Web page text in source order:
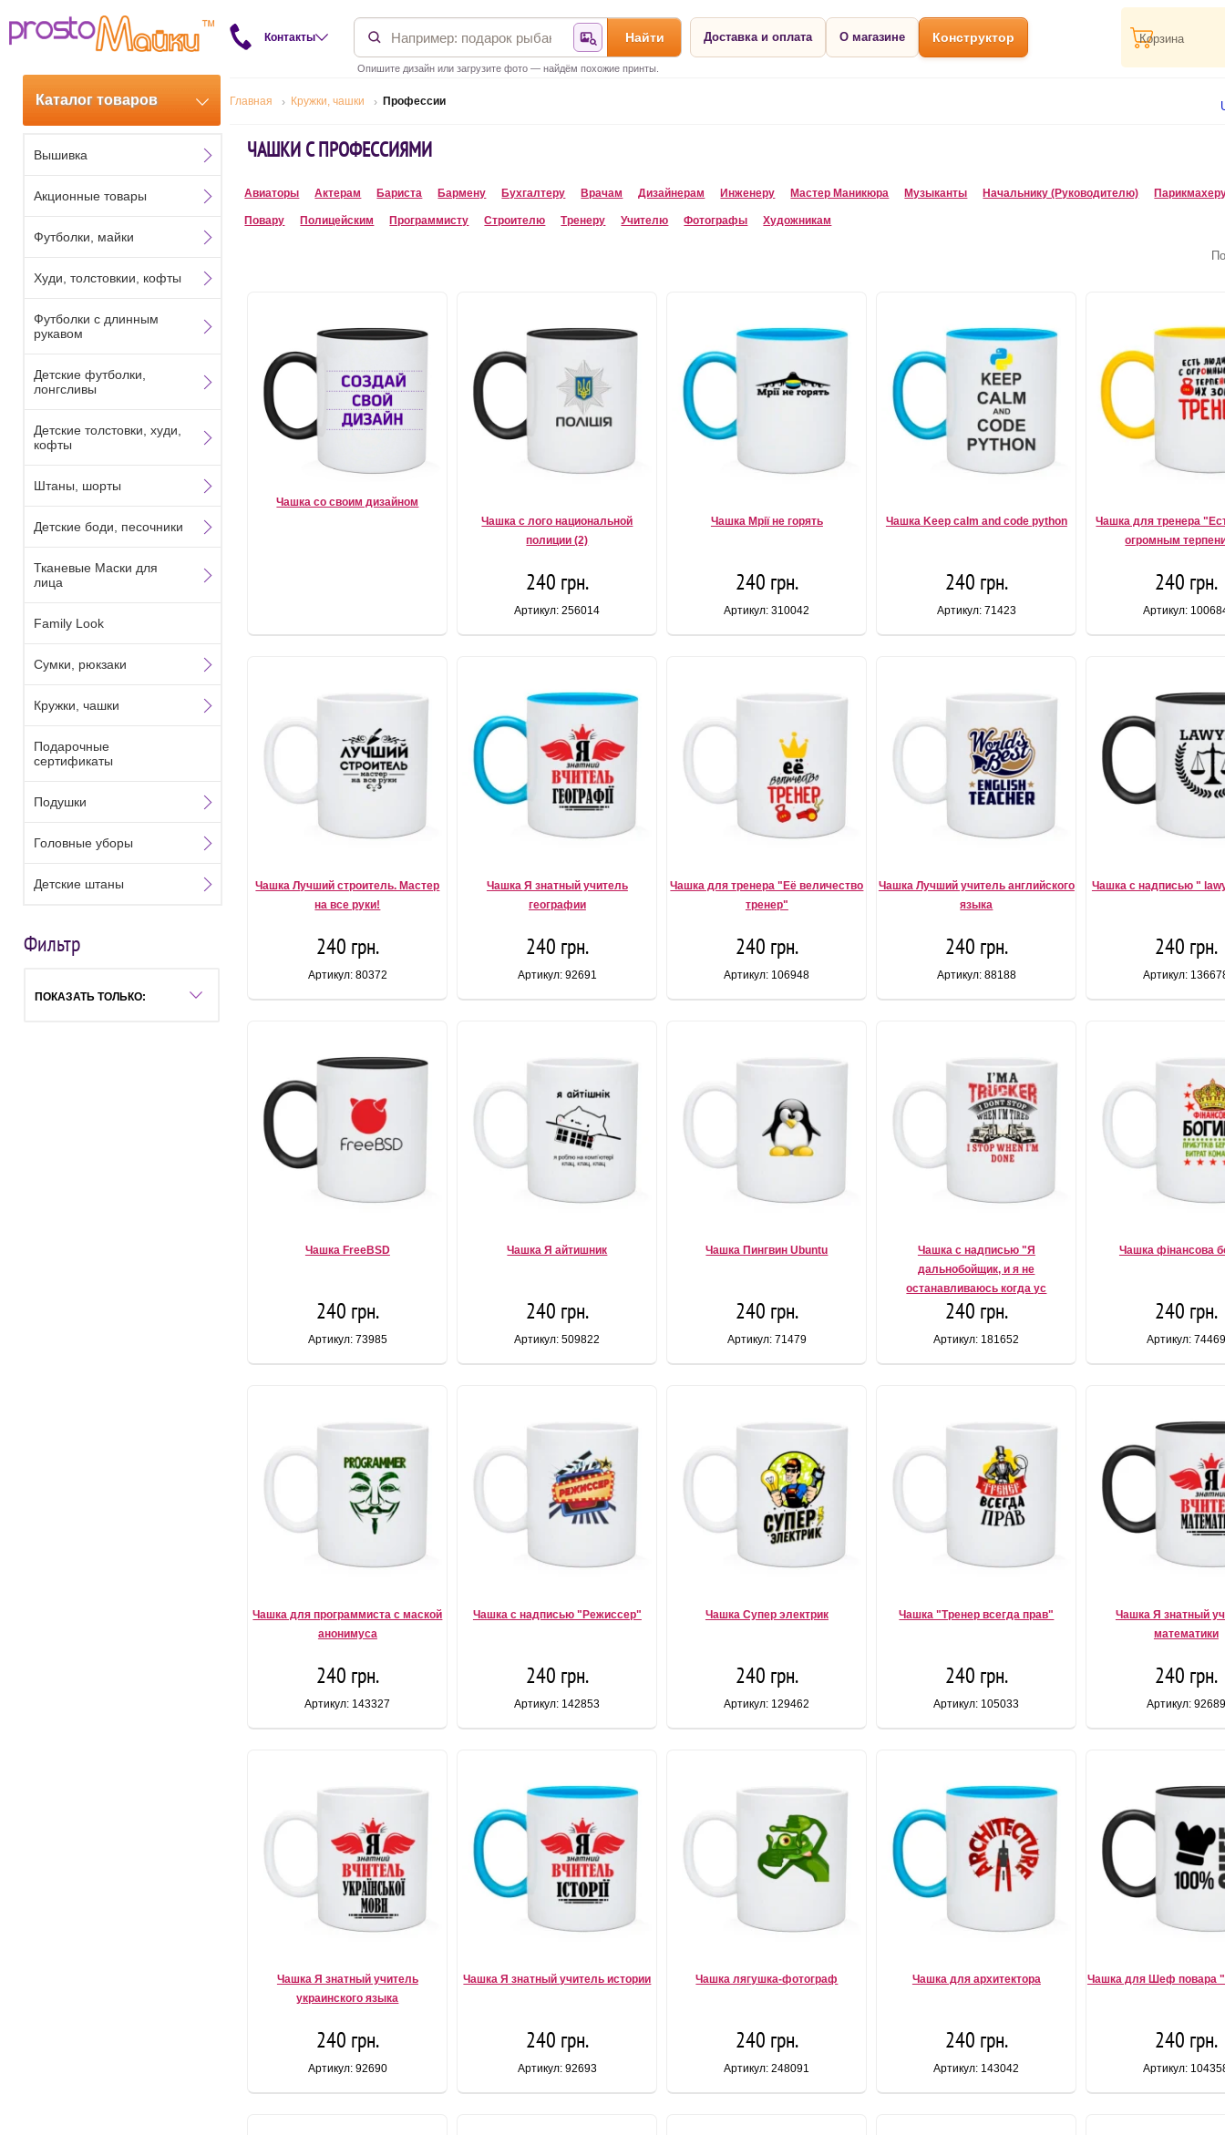
Контакты Найти по фотографии
Найти
Опишите дизайн или загрузите фото — найдём похожие принты.
Доставка и оплата О магазине Конструктор Корзина
Каталог товаров Главная Кружки, чашки Профессии
ЧАШКИ С ПРОФЕССИЯМИ
Авиаторы Актерам Бариста Бармену Бухгалтеру Врачам Дизайнерам Инженеру Мастер Маникюра Музыканты Начальнику (Руководителю)
Повару Полицейским Программисту Строителю Тренеру Учителю Фотографы Художникам
Чашка со своим дизайном
Чашка с лого национальной
полиции (2)
240 грн.
Артикул: 256014
Чашка Мрії не горять
240 грн.
Артикул: 310042
Чашка Keep calm and code python
240 грн.
Артикул: 71423
Чашка для тренера
огромным
240 грн.
Артикул:
Чашка Лучший строитель. Мастер
на все руки!
240 грн.
Артикул: 80372
Чашка Я знатный учитель
географии
240 грн.
Артикул: 92691
Чашка для тренера "Её величество
тренер"
240 грн.
Артикул: 106948
Чашка Лучший учитель английского
языка
240 грн.
Артикул: 88188
Чашка с надписью "
240 грн.
Артикул:
Чашка FreeBSD
240 грн.
Артикул: 73985
Чашка Я айтишник
240 грн.
Артикул: 509822
Чашка Пингвин Ubuntu
240 грн.
Артикул: 71479
Чашка с надписью "Я
дальнобойщик, и я не
останавливаюсь когда ус
240 грн.
Артикул: 181652
Чашка фінансова
240 грн.
Артикул: 74469
Чашка для программиста с маской
анонимуса
240 грн.
Артикул: 143327
Чашка с надписью "Режиссер"
240 грн.
Артикул: 142853
Чашка Супер электрик
240 грн.
Артикул: 129462
Чашка "Тренер всегда прав"
240 грн.
Артикул: 105033
Чашка Я знатный
математики
240 грн.
Артикул: 92689
Чашка Я знатный учитель
украинского языка
240 грн.
Артикул: 92690
Чашка Я знатный учитель истории
240 грн.
Артикул: 92693
Чашка лягушка-фотограф
240 грн.
Артикул: 248091
Чашка для архитектора
240 грн.
Артикул: 143042
Чашка для Шеф повара
240 грн.
Артикул:
Вышивка
Акционные товары
Футболки, майки
Худи, толстовкии, кофты
Футболки с длинным
рукавом
Детские футболки,
лонгсливы
Детские толстовки, худи,
кофты
Штаны, шорты
Детские боди, песочники
Тканевые Маски для
лица
Family Look
Сумки, рюкзаки
Кружки, чашки
Подарочные
сертификаты
Подушки
Головные уборы
Детские штаны
Фильтр
ПОКАЗАТЬ ТОЛЬКО: